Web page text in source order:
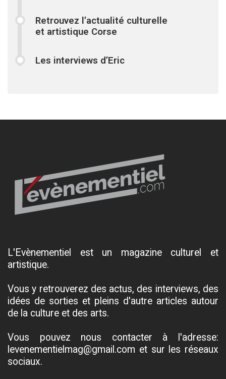
Retrouvez l’actualité culturelle
et artistique Corse
Les interviews d’Eric
L'Evènementiel est un magazine culturel et
artistique.
Vous y retrouverez des actus, des interviews, des
idées de sorties et pleins d'autre articles autour
de la culture et des arts.
Vous pouvez nous contacter à l'adresse:
levenementielmag@gmail.com et sur les réseaux
sociaux.